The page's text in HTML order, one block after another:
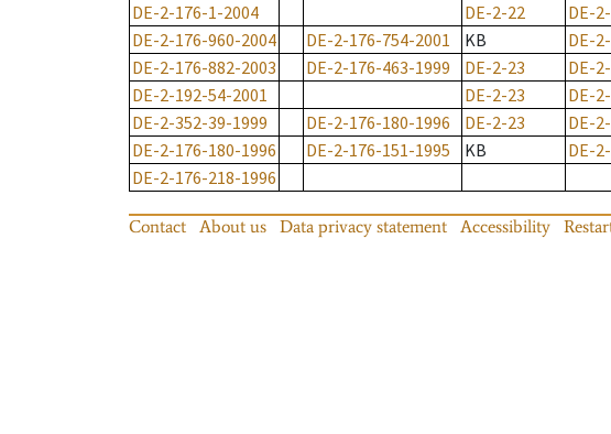
DE-2-176-1-2004
DE-2-22 DE-
DE-2-176-960-2004
DE-2-176-754-2001 KB DE-
DE-2-176-882-2003
DE-2-176-463-1999 DE-2-23 DE-
DE-2-192-54-2001
DE-2-23 DE-
DE-2-352-39-1999
DE-2-176-180-1996 DE-2-23 DE-
DE-2-176-180-1996
DE-2-176-151-1995 KB DE-
DE-2-176-218-1996
Contact About us Data privacy statement Accessibility